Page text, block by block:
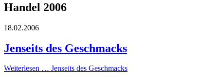
Handel 2006
18.02.2006
Jenseits des Geschmacks
Weiterlesen … Jenseits des Geschmacks